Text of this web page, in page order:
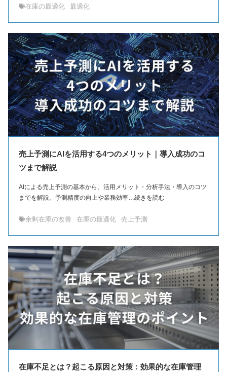
在庫の最適化 最適化
売上予測にAIを活用する4つのメリット｜導入成功のコ
ツまで解説
AIによる売上予測の基本から、活用メリット・分析手法・導入のコツ
までを解説。予測精度の向上や業務効率…続きを読む
余剰在庫の改善 在庫の最適化 売上予測
在庫不足とは？起こる原因と対策：効果的な在庫管理